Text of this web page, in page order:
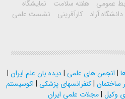
عمومی هفته سلامت
نمایشگاه
دانشگاه آزاد کارآفرینی
نشست علمی
| انجمن های علمی |دیده بان علم ایران |
ساختمان |کنفرانسهای پزشکی | اکوسیستم
وکیل |مجلات علمی ایران